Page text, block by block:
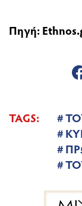
Πηγή:
TAGS: